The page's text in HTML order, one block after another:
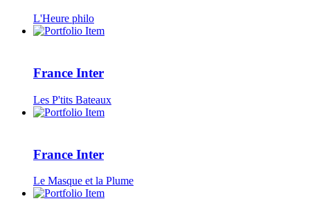
L'Heure philo
France Inter
Les P'tits Bateaux
France Inter
Le Masque et la Plume